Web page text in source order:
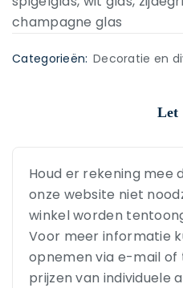
champagne glas
Categorieën: Decoratie en
Let
Houd er rekening mee
onze website niet
winkel worden
Voor meer informatie
opnemen via e-mail
prijzen van individuele